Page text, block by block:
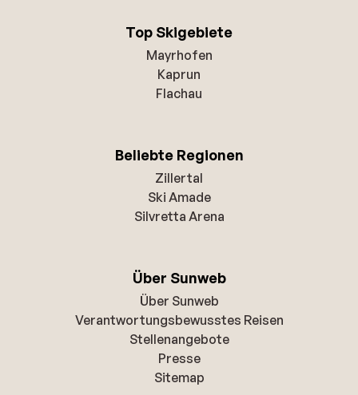
Top Skigebiete
Mayrhofen
Kaprun
Flachau
Beliebte Regionen
Zillertal
Ski Amade
Silvretta Arena
Über Sunweb
Über Sunweb
Verantwortungsbewusstes Reisen
Stellenangebote
Presse
Sitemap